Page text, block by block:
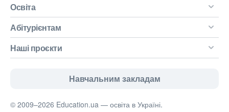
Освіта
Абітурієнтам
Наші проєкти
Навчальним закладам
© 2009–2026 Education.ua — освіта в Україні.